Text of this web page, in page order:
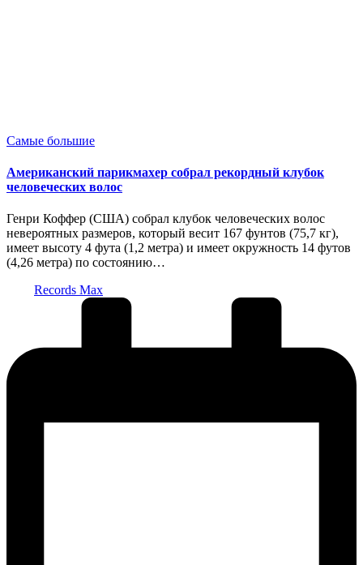
Опубликовано
Самые большие
Американский парикмахер собрал рекордный клубок
человеческих волос
Генри Коффер (США) собрал клубок человеческих волос
невероятных размеров, который весит 167 фунтов (75,7 кг),
имеет высоту 4 фута (1,2 метра) и имеет окружность 14 футов
(4,26 метра) по состоянию…
Records Max